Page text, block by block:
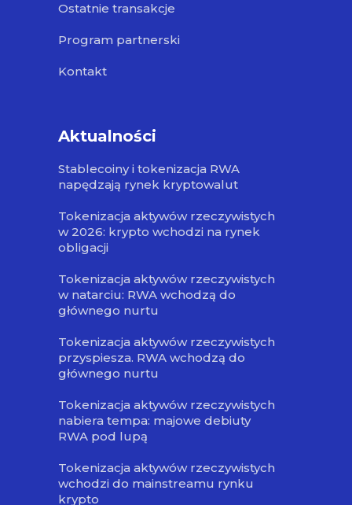
Ostatnie transakcje
Program partnerski
Kontakt
Aktualności
Stablecoiny i tokenizacja RWA
napędzają rynek kryptowalut
Tokenizacja aktywów rzeczywistych
w 2026: krypto wchodzi na rynek
obligacji
Tokenizacja aktywów rzeczywistych
w natarciu: RWA wchodzą do
głównego nurtu
Tokenizacja aktywów rzeczywistych
przyspiesza. RWA wchodzą do
głównego nurtu
Tokenizacja aktywów rzeczywistych
nabiera tempa: majowe debiuty
RWA pod lupą
Tokenizacja aktywów rzeczywistych
wchodzi do mainstreamu rynku
krypto